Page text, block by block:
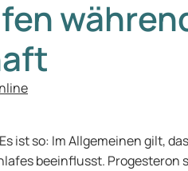
ist so: Im Allgemeinen gilt,
beeinflusst. Progesteron